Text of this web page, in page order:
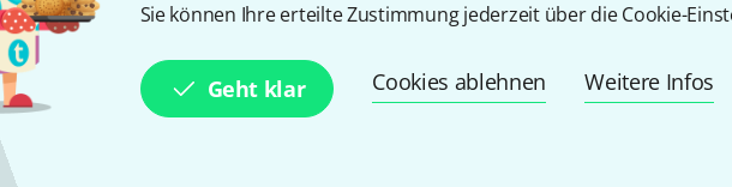
Sie können Ihre erteilte Zustimmung jederzeit über die Cookie-
Geht klar Cookies ablehnen Weitere Infos
/ 5